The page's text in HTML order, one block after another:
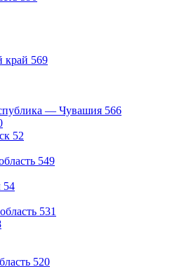
край 569
— Чувашия 566
52
549
54
531
520